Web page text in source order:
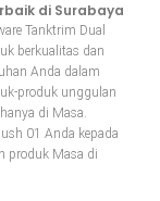
di Surabaya
Tanktrim Dual
berkualitas dan
Anda dalam
produk unggulan
di Masa.
01 Anda kepada
produk Masa di